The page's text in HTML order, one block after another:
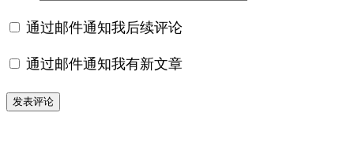
通过邮件通知我后续评论
通过邮件通知我有新文章